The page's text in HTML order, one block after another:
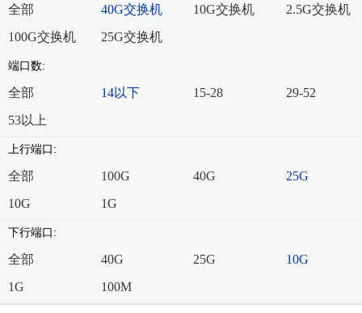
全部
40G交换机 10G交换机
2.5G交换机
100G交换机
25G交换机
端口数:
全部 14以下 15-28
29-52
53以上
上行端口:
全部 100G 40G
25G
10G
1G
下行端口:
全部 40G 25G
10G
1G
100M